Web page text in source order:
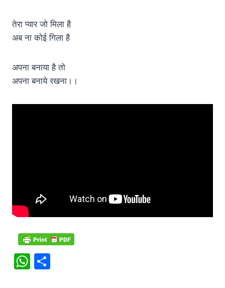
तेरा प्यार जो मिला है
अब ना कोई गिला है
अपना बनाया है तो
अपना बनाये रखना।।
W